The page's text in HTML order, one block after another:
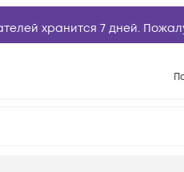
хранится 7 дней.